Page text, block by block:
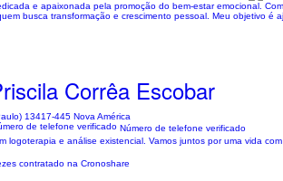
e apaixonada pela promoção do bem-estar emocional.
busca transformação e crescimento pessoal. Meu objetivo é
Corrêa Escobar
13417-445 Nova América
Número de telefone verificado
logoterapia e análise existencial. Vamos juntos por uma vida
contratado na Cronoshare